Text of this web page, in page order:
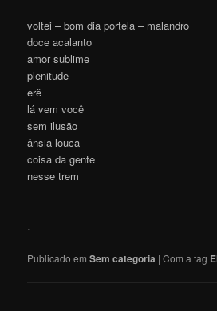
voltei – bom dia portela – malandro
doce acalanto
amor sublime
plenitude
erê
lá vem você
sem ilusão
ânsia louca
coisa da gente
nesse trem
.
Publicado em Sem categoria |Com a tag